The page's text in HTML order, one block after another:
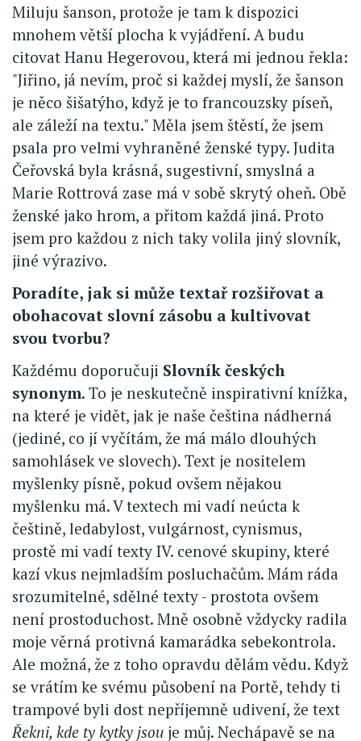
Miluju šanson, protože je tam k dispozici
mnohem větší plocha k vyjádření. A budu
citovat Hanu Hegerovou, která mi jednou řekla:
"Jiřino, já nevím, proč si každej myslí, že šanson
je něco šišatýho, když je to francouzsky píseň,
ale záleží na textu." Měla jsem štěstí, že jsem
psala pro velmi vyhraněné ženské typy. Judita
Čeřovská byla krásná, sugestivní, smyslná a
Marie Rottrová zase má v sobě skrytý oheň. Obě
ženské jako hrom, a přitom každá jiná. Proto
jsem pro každou z nich taky volila jiný slovník,
jiné výrazivo.
Poradíte, jak si může textař rozšiřovat a
obohacovat slovní zásobu a kultivovat
svou tvorbu?
Každému doporučuji Slovník českých
synonym. To je neskutečně inspirativní knížka,
na které je vidět, jak je naše čeština nádherná
(jediné, co jí vyčítám, že má málo dlouhých
samohlásek ve slovech). Text je nositelem
myšlenky písně, pokud ovšem nějakou
myšlenku má. V textech mi vadí neúcta k
češtině, ledabylost, vulgárnost, cynismus,
prostě mi vadí texty IV. cenové skupiny, které
kazí vkus nejmladším posluchačům. Mám ráda
srozumitelné, sdělné texty - prostota ovšem
není prostoduchost. Mně osobně vždycky radila
moje věrná protivná kamarádka sebekontrola.
Ale možná, že z toho opravdu dělám vědu. Když
se vrátím ke svému působení na Portě, tehdy ti
trampové byli dost nepříjemně udivení, že text
Řekni, kde ty kytky jsou je můj. Nechápavě se na